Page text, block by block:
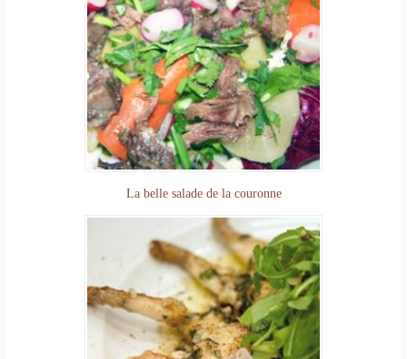
La belle salade de la couronne